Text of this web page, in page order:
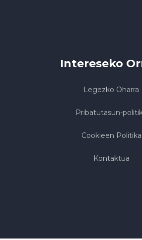
Intereseko
Legezko Oharra
Pribatutasun-
Cookieen Politika
Kontaktua